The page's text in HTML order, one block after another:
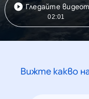
Гледайте
02:01
Вижте какво